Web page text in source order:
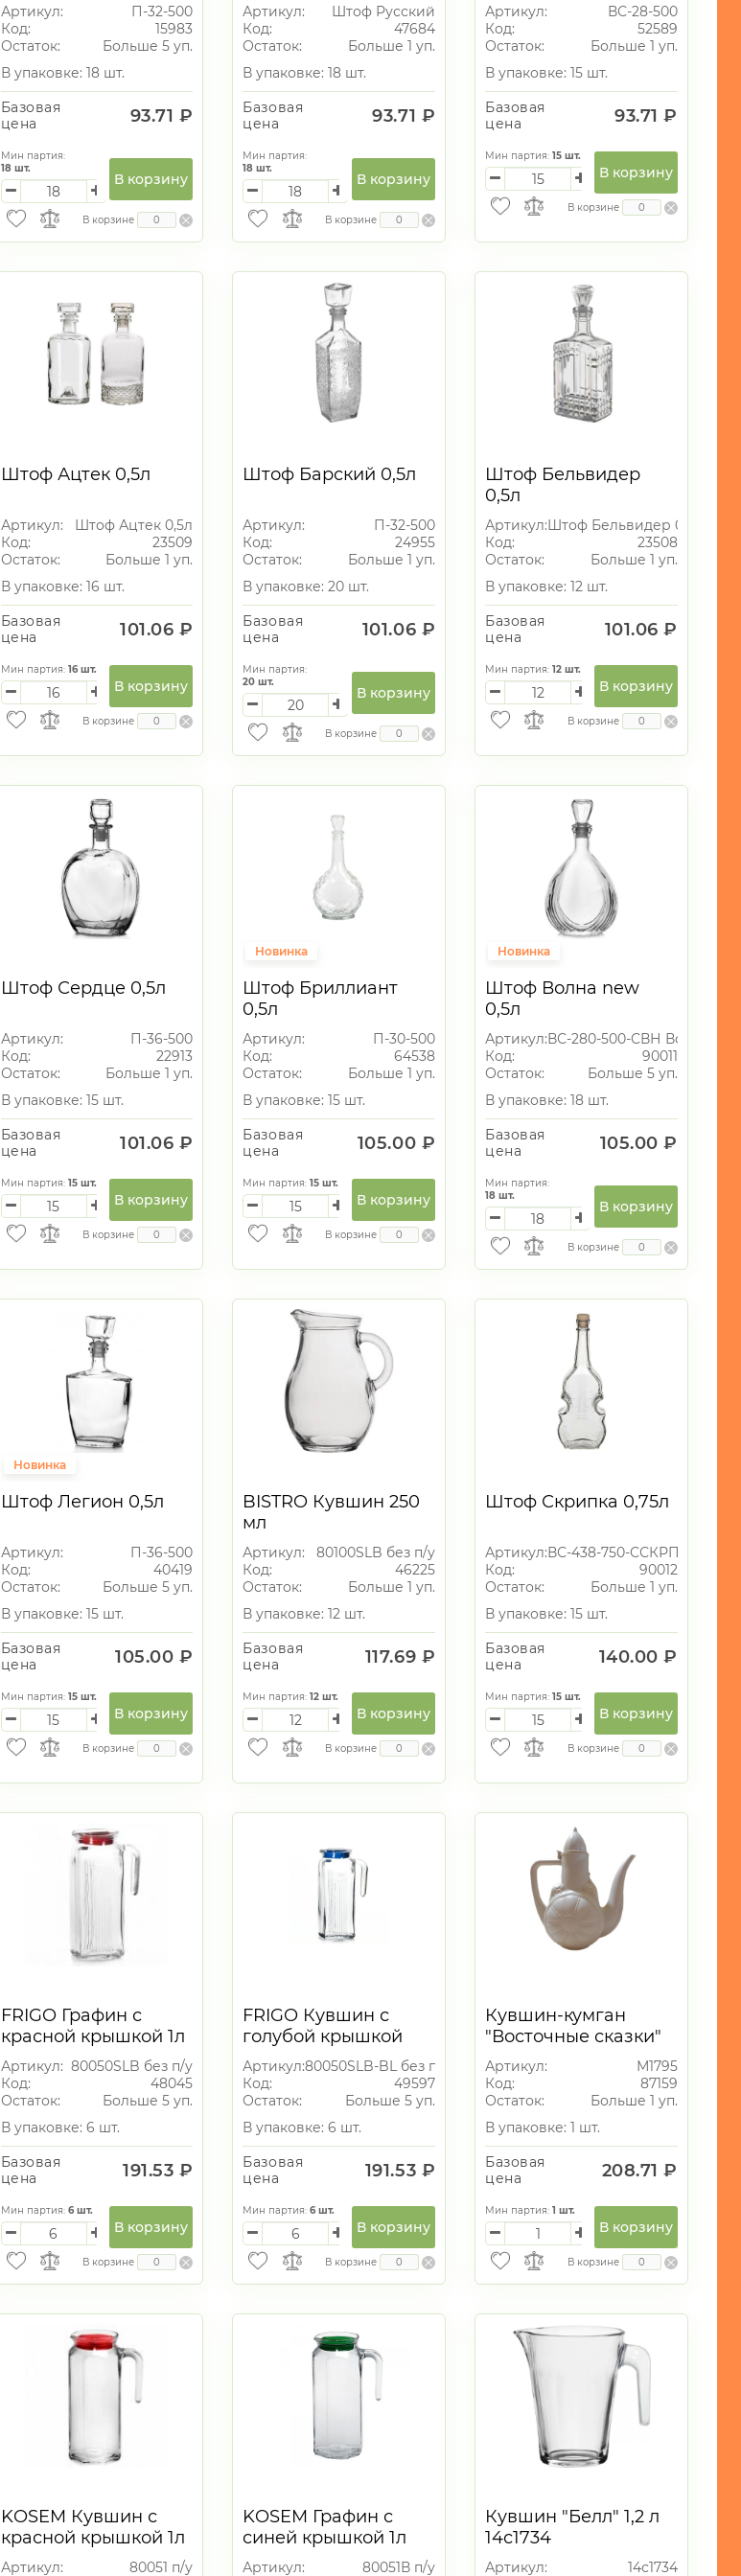
Артикул:
П-32-500
Код:
15983
Остаток:
Больше 5 уп.
В упаковке: 18 шт.
Базовая
цена
93.71 ₽
Мин партия:
18шт.
В корзину
В корзине
Артикул:
Штоф Русский
Код:
47684
Остаток:
Больше 1 уп.
В упаковке: 18 шт.
Базовая
цена
93.71 ₽
Мин партия:
18 шт.
В корзину
В корзине
Артикул:
ВС-28-500
Код:
52589
Остаток:
Больше 1 уп.
В упаковке: 15 шт.
Базовая
цена
93.71 ₽
Мин партия:15 шт.
В корзину
В корзине
Штоф Ацтек 0,5л
Артикул:
Штоф Ацтек 0,5л
Код:
23509
Остаток:
Больше 1 уп.
В упаковке: 16 шт.
Базовая
цена
101.06 ₽
Мин партия: 16шт.
В корзину
В корзине
Штоф Барский 0,5л
Артикул:
П-32-500
Код:
24955
Остаток:
Больше 1 уп.
В упаковке: 20 шт.
Базовая
цена
101.06 ₽
Мин партия:
20 шт.
В корзину
В корзине
Штоф Бельвидер
0,5л
Артикул:Штоф Бельвидер 0,5л
Код:
23508
Остаток:
Больше 1 уп.
В упаковке: 12 шт.
Базовая
цена
101.06 ₽
Мин партия:12 шт.
В корзину
В корзине
Штоф Сердце 0,5л
Артикул:
П-36-500
Код:
22913
Остаток:
Больше 1 уп.
В упаковке: 15 шт.
Базовая
цена
101.06 ₽
Мин партия: 15шт.
В корзину
В корзине
Новинка
Штоф Бриллиант
0,5л
Артикул:
П-30-500
Код:
64538
Остаток:
Больше 1 уп.
В упаковке: 15 шт.
Базовая
цена
105.00 ₽
Мин партия:15 шт.
В корзину
В корзине
Новинка
Штоф Волна new
0,5л
Артикул:ВС-280-500-СВН Волна new
Код:
90011
Остаток:
Больше 5 уп.
В упаковке: 18 шт.
Базовая
цена
105.00 ₽
Мин партия:
18 шт.
В корзину
В корзине
Новинка
Штоф Легион 0,5л
Артикул:
П-36-500
Код:
40419
Остаток:
Больше 5 уп.
В упаковке: 15 шт.
Базовая
цена
105.00 ₽
Мин партия: 15шт.
В корзину
В корзине
BISTRO Кувшин 250
мл
Артикул:
80100SLB без п/у
Код:
46225
Остаток:
Больше 1 уп.
В упаковке: 12 шт.
Базовая
цена
117.69 ₽
Мин партия:12 шт.
В корзину
В корзине
Штоф Скрипка 0,75л
Артикул:ВС-438-750-ССКРП
Код:
90012
Остаток:
Больше 1 уп.
В упаковке: 15 шт.
Базовая
цена
140.00 ₽
Мин партия:15 шт.
В корзину
В корзине
FRIGO Графин с
красной крышкой 1л
Артикул: 80050SLB без п/у
Код:
48045
Остаток:
Больше 5 уп.
В упаковке: 6 шт.
Базовая
цена
191.53 ₽
Мин партия: 6шт.
В корзину
В корзине
FRIGO Кувшин с
голубой крышкой
1000 мл
Артикул:80050SLB-BL без п/у
Код:
49597
Остаток:
Больше 5 уп.
В упаковке: 6 шт.
Базовая
цена
191.53 ₽
Мин партия:6 шт.
В корзину
В корзине
Кувшин-кумган
"Восточные сказки"
3л (уп.10)
Артикул:
М1795
Код:
87159
Остаток:
Больше 1 уп.
В упаковке: 1 шт.
Базовая
цена
208.71 ₽
Мин партия:1 шт.
В корзину
В корзине
KOSEM Кувшин с
красной крышкой 1л
Артикул: 80051 п/у
KOSEM Графин с
синей крышкой 1л
Артикул: 80051В п/у
Кувшин "Белл" 1,2 л
14с1734
Артикул: 14с1734